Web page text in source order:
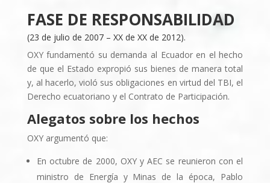
FASE DE RESPONSABILIDAD
(23 de julio de 2007 – XX de XX de 2012).
OXY fundamentó su demanda al Ecuador en el hecho
de que el Estado expropió sus bienes de manera total
y, al hacerlo, violó sus obligaciones en virtud del TBI, el
Derecho ecuatoriano y el Contrato de Participación.
Alegatos sobre los hechos
OXY argumentó que:
En octubre de 2000, OXY y AEC se reunieron con el
ministro de Energí­a y Minas de la época, Pablo